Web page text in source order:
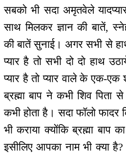
सबको भी सदा अमृतवेले
साथ मिलकर ज्ञान की बातें,
की बातें सुनाई। अगर सभी से
प्यार है तो सभी दो दो हाथ
प्यार है तो प्यार वाले के एक-एक
ब्रह्मा बाप ने कभी शिव पिता
कभी होता है। सदा फॉलो
भी कराया क्योंकि ब्रह्मा बाप
इसीलिए आपका नाम भी क्या है?